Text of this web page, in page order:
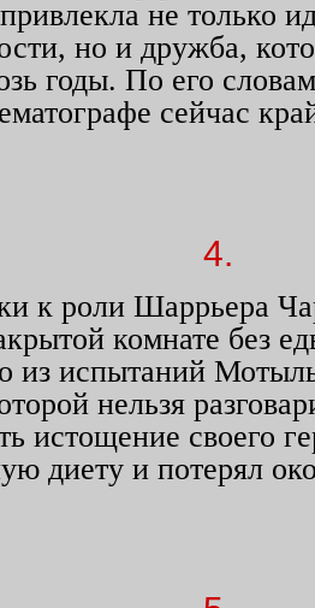
не только
но и дружба,
годы. По его
сейчас
4.
к роли Шаррьера
комнате без
из испытаний
нельзя
истощение своего
диету и потерял